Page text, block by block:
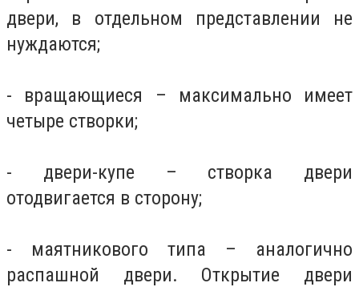
двери, в отдельном представлении не
нуждаются;
- вращающиеся – максимально имеет
четыре створки;
- двери-купе – створка двери
отодвигается в сторону;
- маятникового типа – аналогично
распашной двери. Открытие двери